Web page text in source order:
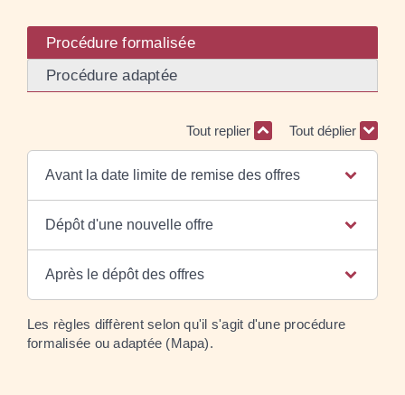
Procédure formalisée
Procédure adaptée
Tout replier Tout déplier
Avant la date limite de remise des offres
Dépôt d'une nouvelle offre
Après le dépôt des offres
Les règles diffèrent selon qu'il s'agit d'une procédure
formalisée ou adaptée (Mapa).